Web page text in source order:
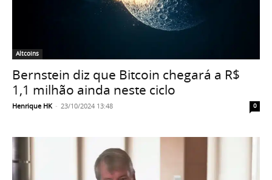
Altcoins
Bernstein diz que Bitcoin chegará a R$
1,1 milhão ainda neste ciclo
Henrique HK - 23/10/2024 13:48 0